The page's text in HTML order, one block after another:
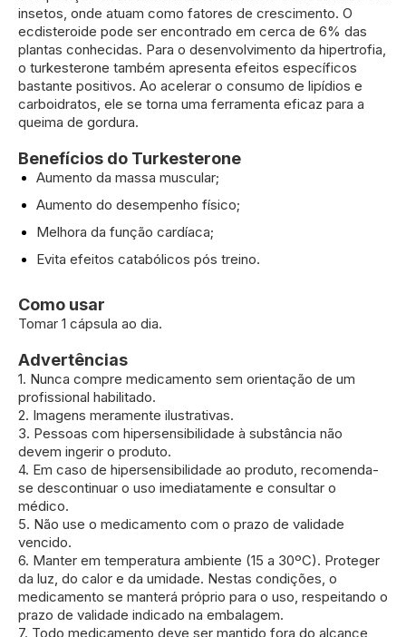
insetos, onde atuam como fatores de crescimento. O
ecdisteroide pode ser encontrado em cerca de 6% das
plantas conhecidas. Para o desenvolvimento da hipertrofia,
o turkesterone também apresenta efeitos específicos
bastante positivos. Ao acelerar o consumo de lipídios e
carboidratos, ele se torna uma ferramenta eficaz para a
queima de gordura.
Benefícios do Turkesterone
Aumento da massa muscular;
Aumento do desempenho físico;
Melhora da função cardíaca;
Evita efeitos catabólicos pós treino.
Como usar
Tomar 1 cápsula ao dia.
Advertências
1. Nunca compre medicamento sem orientação de um
profissional habilitado.
2. Imagens meramente ilustrativas.
3. Pessoas com hipersensibilidade à substância não
devem ingerir o produto.
4. Em caso de hipersensibilidade ao produto, recomenda-
se descontinuar o uso imediatamente e consultar o
médico.
5. Não use o medicamento com o prazo de validade
vencido.
6. Manter em temperatura ambiente (15 a 30ºC). Proteger
da luz, do calor e da umidade. Nestas condições, o
medicamento se manterá próprio para o uso, respeitando o
prazo de validade indicado na embalagem.
7. Todo medicamento deve ser mantido fora do alcance